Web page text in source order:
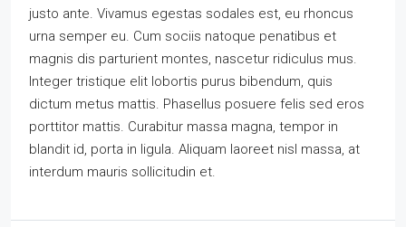
justo ante. Vivamus egestas sodales est, eu rhoncus
urna semper eu. Cum sociis natoque penatibus et
magnis dis parturient montes, nascetur ridiculus mus.
Integer tristique elit lobortis purus bibendum, quis
dictum metus mattis. Phasellus posuere felis sed eros
porttitor mattis. Curabitur massa magna, tempor in
blandit id, porta in ligula. Aliquam laoreet nisl massa, at
interdum mauris sollicitudin et.